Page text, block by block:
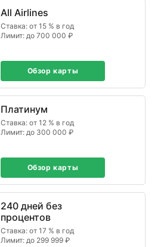
All Airlines
Ставка: от 15 % в год
Лимит: до 700 000 ₽
Обзор карты
Платинум
Ставка: от 12 % в год
Лимит: до 300 000 ₽
Обзор карты
240 дней без
процентов
Ставка: от 17 % в год
Лимит: до 299 999 ₽